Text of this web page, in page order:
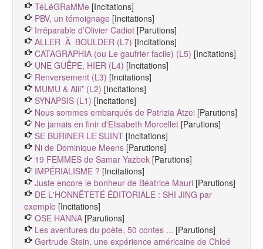
TéLéGRaMMe [Incitations]
PBV, un témoignage [Incitations]
Irréparable d’Olivier Cadiot [Parutions]
ALLER À BOULDER (L7) [Incitations]
CATAGRAPHIA (ou Le gaufrier facile) (L5) [Incitations]
UNE GUÊPE, HIER (L4) [Incitations]
Renversement (L3) [Incitations]
MUMU & Alii* (L2) [Incitations]
SYNAPSIS (L1) [Incitations]
Nous sommes embarqués de Patrizia Atzei [Parutions]
Ne jamais en finir d'Elisabeth Morcellet [Parutions]
SE BURINER LE SUINT [Incitations]
Ni de Dominique Meens [Parutions]
19 FEMMES de Samar Yazbek [Parutions]
IMPÉRIALISME ? [Incitations]
Juste encore le bonheur de Béatrice Mauri [Parutions]
DE L'HONNÊTETÉ ÉDITORIALE : SHI JING par
exemple [Incitations]
OSE HANNA [Parutions]
Les aventures du poète, 50 contes ... [Parutions]
Gertrude Stein, une expérience américaine de Chloé